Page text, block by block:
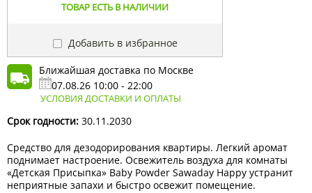
ТОВАР ЕСТЬ В НАЛИЧИИ
Добавить в избранное
Ближайшая доставка по Москве
07.08.26 10:00 - 22:00
УСЛОВИЯ ДОСТАВКИ И ОПЛАТЫ
Срок годности: 30.11.2030
Средство для дезодорирования квартиры. Легкий аромат
поднимает настроение. Освежитель воздуха для комнаты
«Детская Присыпка» Baby Powder Sawaday Happy устранит
неприятные запахи и быстро освежит помещение.